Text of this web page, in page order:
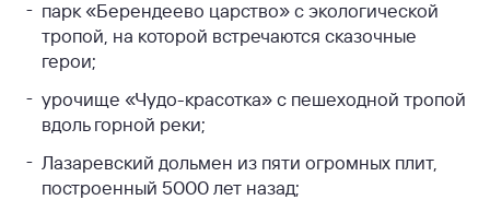
парк «Берендеево царство» с экологической
тропой, на которой встречаются сказочные
герои;
урочище «Чудо-красотка» с пешеходной тропой
вдоль горной реки;
Лазаревский дольмен из пяти огромных плит,
построенный 5000 лет назад;